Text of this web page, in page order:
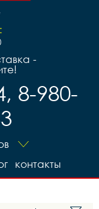
-
8-980-
контакты